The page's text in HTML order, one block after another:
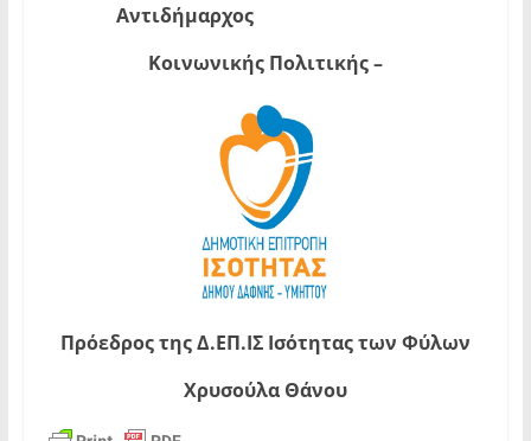
Αντιδήμαρχος
Κοινωνικής Πολιτικής –
Πρόεδρος της Δ.ΕΠ.ΙΣ Ισότητας των Φύλων
Χρυσούλα Θάνου